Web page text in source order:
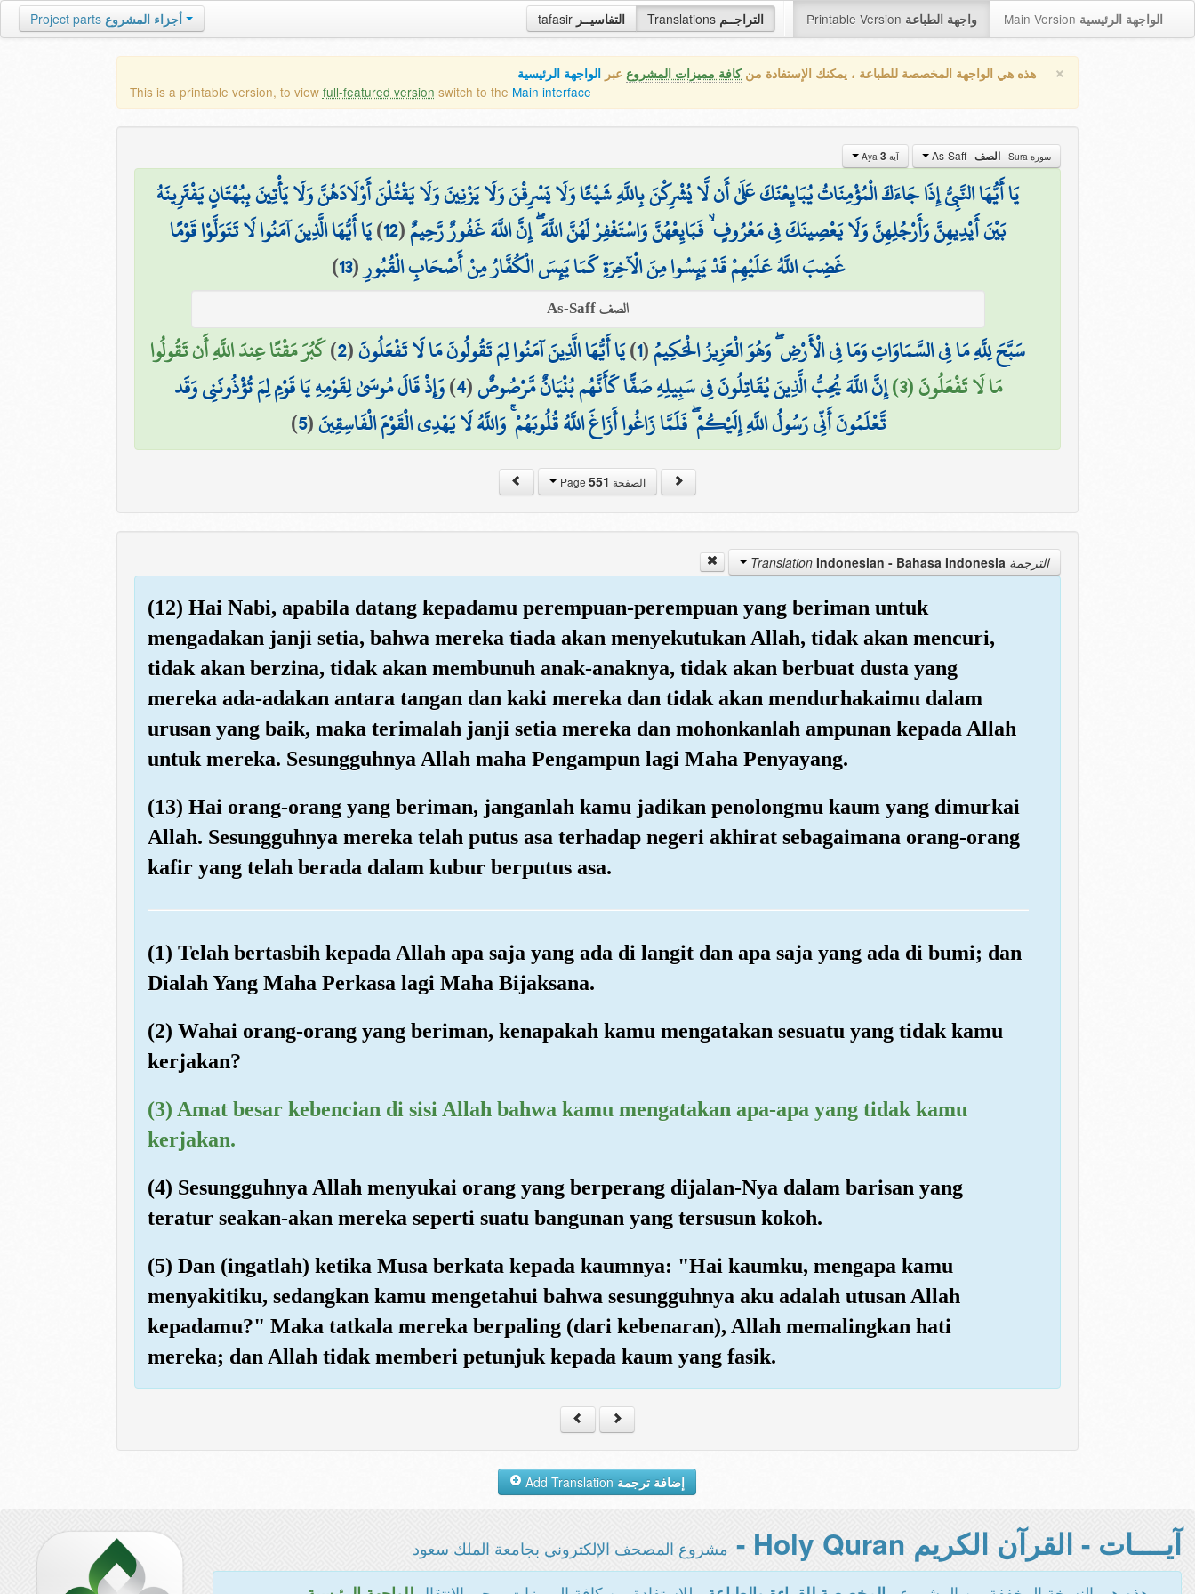
tafasir التفاسيــر Translations التراجــم Printable Version واجهة الطباعة Main Version الواجهة الرئيسية Project parts أجزاء المشروع
× هذه هي الواجهة المخصصة للطباعة ، يمكنك الإستفادة منكافة مميزات المشروع عبر الواجهة الرئيسية
This is a printable version, to view full-featured version switch to the Main interface
سورة Sura الصف As-Saff آية Aya 3
يَا أَيُّهَا النَّبِيُّ إِذَا جَاءَكَ الْمُؤْمِنَاتُ يُبَايِعْنَكَ عَلَىٰ أَن لَّا يُشْرِكْنَ بِاللَّهِ شَيْئًا وَلَا يَسْرِقْنَ وَلَا يَزْنِينَ وَلَا يَقْتُلْنَ أَوْلَادَهُنَّ وَلَا يَأْتِينَ بِبُهْتَانٍ يَفْتَرِينَهُ
بَيْنَ أَيْدِيهِنَّ وَأَرْجُلِهِنَّ وَلَا يَعْصِينَكَ فِي مَعْرُوفٍ ۙ فَبَايِعْهُنَّ وَاسْتَغْفِرْ لَهُنَّ اللَّهَ ۖ إِنَّ اللَّهَ غَفُورٌ رَّحِيمٌ(
12
)يَا أَيُّهَا الَّذِينَ آمَنُوا لَا تَتَوَلَّوْا قَوْمًا
غَضِبَ اللَّهُ عَلَيْهِمْ قَدْ يَئِسُوا مِنَ الْآخِرَةِ كَمَا يَئِسَ الْكُفَّارُ مِنْ أَصْحَابِ الْقُبُورِ(
13
)
الصف As-Saff
سَبَّحَ لِلَّهِ مَا فِي السَّمَاوَاتِ وَمَا فِي الْأَرْضِ ۖ وَهُوَ الْعَزِيزُ الْحَكِيمُ(
1
)يَا أَيُّهَا الَّذِينَ آمَنُوا لِمَ تَقُولُونَ مَا لَا تَفْعَلُونَ(
2
)كَبُرَ مَقْتًا عِندَ اللَّهِ أَن تَقُولُوا
مَا لَا تَفْعَلُونَ (3) إِنَّ اللَّهَ يُحِبُّ الَّذِينَ يُقَاتِلُونَ فِي سَبِيلِهِ صَفًّا كَأَنَّهُم بُنْيَانٌ مَّرْصُوصٌ(
4
)وَإِذْ قَالَ مُوسَىٰ لِقَوْمِهِ يَا قَوْمِ لِمَ تُؤْذُونَنِي وَقَد
تَّعْلَمُونَ أَنِّي رَسُولُ اللَّهِ إِلَيْكُمْ ۖ فَلَمَّا زَاغُوا أَزَاغَ اللَّهُ قُلُوبَهُمْ ۚ وَاللَّهُ لَا يَهْدِي الْقَوْمَ الْفَاسِقِينَ(
5
)
الصفحة Page 551
الترجمة Translation Indonesian - Bahasa Indonesia
(12) Hai Nabi, apabila datang kepadamu perempuan-perempuan yang beriman untuk
mengadakan janji setia, bahwa mereka tiada akan menyekutukan Allah, tidak akan mencuri,
tidak akan berzina, tidak akan membunuh anak-anaknya, tidak akan berbuat dusta yang
mereka ada-adakan antara tangan dan kaki mereka dan tidak akan mendurhakaimu dalam
urusan yang baik, maka terimalah janji setia mereka dan mohonkanlah ampunan kepada Allah
untuk mereka. Sesungguhnya Allah maha Pengampun lagi Maha Penyayang.
(13) Hai orang-orang yang beriman, janganlah kamu jadikan penolongmu kaum yang dimurkai
Allah. Sesungguhnya mereka telah putus asa terhadap negeri akhirat sebagaimana orang-orang
kafir yang telah berada dalam kubur berputus asa.
(1) Telah bertasbih kepada Allah apa saja yang ada di langit dan apa saja yang ada di bumi; dan
Dialah Yang Maha Perkasa lagi Maha Bijaksana.
(2) Wahai orang-orang yang beriman, kenapakah kamu mengatakan sesuatu yang tidak kamu
kerjakan?
(3) Amat besar kebencian di sisi Allah bahwa kamu mengatakan apa-apa yang tidak kamu
kerjakan.
(4) Sesungguhnya Allah menyukai orang yang berperang dijalan-Nya dalam barisan yang
teratur seakan-akan mereka seperti suatu bangunan yang tersusun kokoh.
(5) Dan (ingatlah) ketika Musa berkata kepada kaumnya: "Hai kaumku, mengapa kamu
menyakitiku, sedangkan kamu mengetahui bahwa sesungguhnya aku adalah utusan Allah
kepadamu?" Maka tatkala mereka berpaling (dari kebenaran), Allah memalingkan hati
mereka; dan Allah tidak memberi petunjuk kepada kaum yang fasik.
إضافة ترجمة
آيــــات - القرآن الكريم Holy Quran - مشروع المصحف الإلكتروني بجامعة الملك سعود